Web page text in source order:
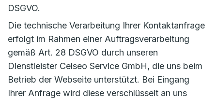
DSGVO.
Die technische Verarbeitung Ihrer Kontaktanfrage
erfolgt im Rahmen einer Auftragsverarbeitung
gemäß Art. 28 DSGVO durch unseren
Dienstleister Celseo Service GmbH, die uns beim
Betrieb der Webseite unterstützt. Bei Eingang
Ihrer Anfrage wird diese verschlüsselt an uns